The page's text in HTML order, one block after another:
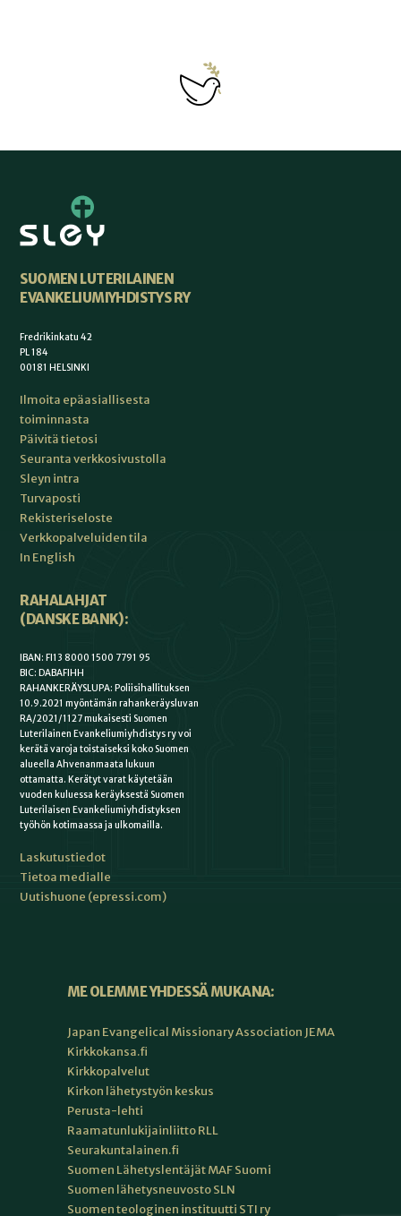
SUOMEN LUTERILAINEN
EVANKELIUMIYHDISTYS RY
Fredrikinkatu 42
PL 184
00181 HELSINKI
Ilmoita epäasiallisesta
toiminnasta
Päivitä tietosi
Seuranta verkkosivustolla
Sleyn intra
Turvaposti
Rekisteriseloste
Verkkopalveluiden tila
In English
RAHALAHJAT
(DANSKE BANK):
IBAN: FI13 8000 1500 7791 95
BIC: DABAFIHH
RAHANKERÄYSLUPA: Poliisihallituksen
10.9.2021 myöntämän rahankeräysluvan
RA/2021/1127 mukaisesti Suomen
Luterilainen Evankeliumiyhdistys ry voi
kerätä varoja toistaiseksi koko Suomen
alueella Ahvenanmaata lukuun
ottamatta. Kerätyt varat käytetään
vuoden kuluessa keräyksestä Suomen
Luterilaisen Evankeliumiyhdistyksen
työhön kotimaassa ja ulkomailla.
Laskutustiedot
Tietoa medialle
Uutishuone (epressi.com)
ME OLEMME YHDESSÄ MUKANA:
Japan Evangelical Missionary Association JEMA
Kirkkokansa.fi
Kirkkopalvelut
Kirkon lähetystyön keskus
Perusta-lehti
Raamatunlukijainliitto RLL
Seurakuntalainen.fi
Suomen Lähetyslentäjät MAF Suomi
Suomen lähetysneuvosto SLN
Suomen teologinen instituutti STI ry